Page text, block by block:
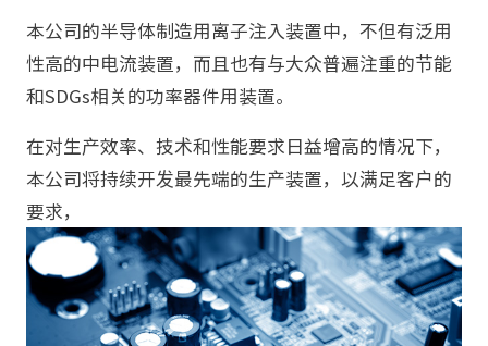
本公司的半导体制造用离子注入装置中，不但有泛用
性高的中电流装置，而且也有与大众普遍注重的节能
和SDGs相关的功率器件用装置。
在对生产效率、技术和性能要求日益增高的情况下，
本公司将持续开发最先端的生产装置，以满足客户的
要求，